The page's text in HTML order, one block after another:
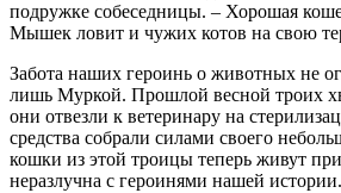
подружке собеседницы. – Хорошая
Мышек ловит и чужих котов на свою
Забота наших героинь о животных не
лишь Муркой. Прошлой весной троих
они отвезли к ветеринару на
средства собрали силами своего
кошки из этой троицы теперь живут
неразлучна с героинями нашей истории.